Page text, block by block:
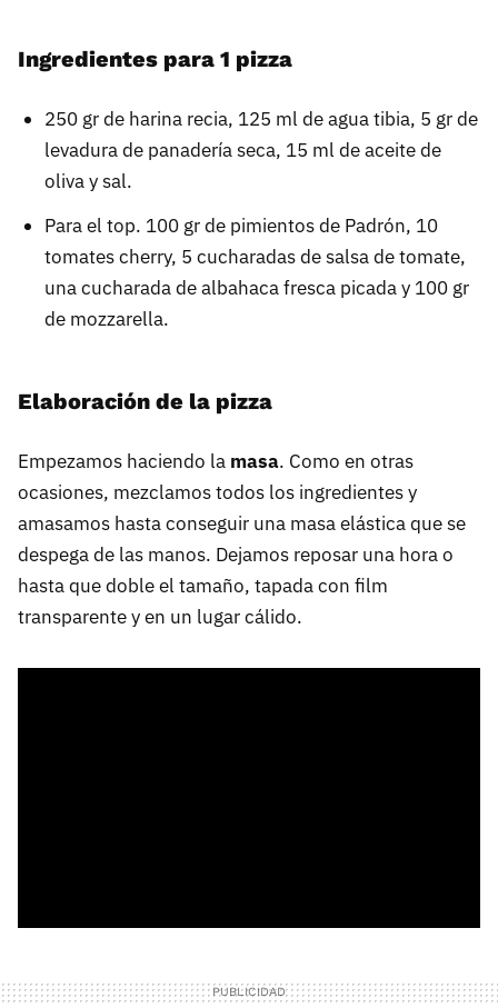
Ingredientes para 1 pizza
250 gr de harina recia, 125 ml de agua tibia, 5 gr de
levadura de panadería seca, 15 ml de aceite de
oliva y sal.
Para el top. 100 gr de pimientos de Padrón, 10
tomates cherry, 5 cucharadas de salsa de tomate,
una cucharada de albahaca fresca picada y 100 gr
de mozzarella.
Elaboración de la pizza
Empezamos haciendo la masa. Como en otras
ocasiones, mezclamos todos los ingredientes y
amasamos hasta conseguir una masa elástica que se
despega de las manos. Dejamos reposar una hora o
hasta que doble el tamaño, tapada con film
transparente y en un lugar cálido.